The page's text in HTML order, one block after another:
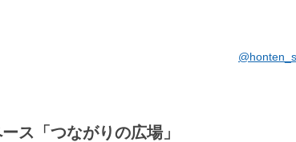
ス「つながりの広場」